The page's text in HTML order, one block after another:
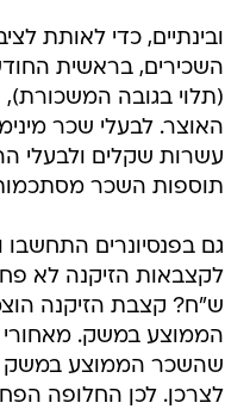
ובינתיים, כדי לאותת
השכירים, בראשית
(תלוי בגובה
האוצר. לבעלי שכר
עשרות שקלים ולבעלי
תוספות השכר
גם בפנסיונרים התחשבו
ש"ח? קצבת הזיקנה
הממוצע במשק. מאחורי
שהשכר הממוצע במשק
לצרכן. לכן החלופה